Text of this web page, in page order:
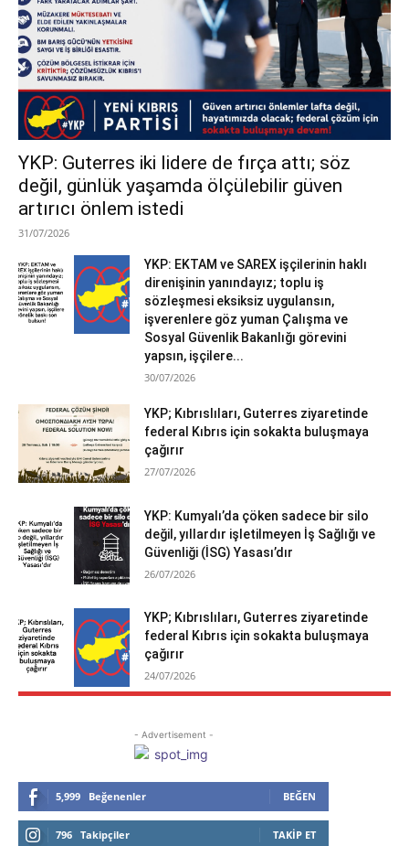
YKP: Guterres iki lidere de fırça attı; söz
değil, günlük yaşamda ölçülebilir güven
artırıcı önlem istedi
31/07/2026
YKP: EKTAM ve SAREX işçilerinin haklı
direnişinin yanındayız; toplu iş
sözleşmesi eksiksiz uygulansın,
işverenlere göz yuman Çalışma ve
Sosyal Güvenlik Bakanlığı görevini
yapsın, işçilere...
30/07/2026
YKP; Kıbrıslıları, Guterres ziyaretinde
federal Kıbrıs için sokakta buluşmaya
çağırır
27/07/2026
YKP: Kumyalı’da çöken sadece bir silo
değil, yıllardır işletilmeyen İş Sağlığı ve
Güvenliği (İSG) Yasası’dır
26/07/2026
YKP; Kıbrıslıları, Guterres ziyaretinde
federal Kıbrıs için sokakta buluşmaya
çağırır
24/07/2026
- Advertisement -
5,999 Beğenenler BEĞEN
796 Takipçiler TAKIP ET